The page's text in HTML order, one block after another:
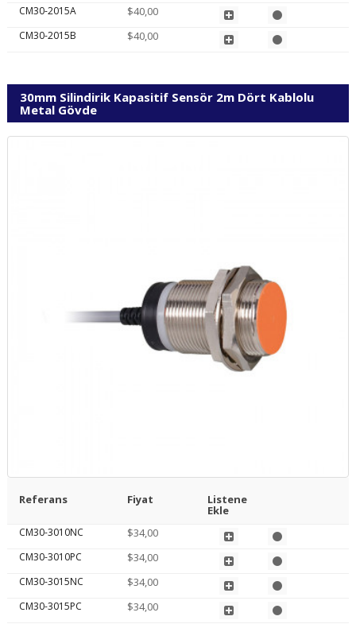
CM30-2015A $40,00
CM30-2015B $40,00
30mm Silindirik Kapasitif Sensör 2m Dört Kablolu
Metal Gövde
Referans Fiyat Listene
Ekle
CM30-3010NC $34,00
CM30-3010PC $34,00
CM30-3015NC $34,00
CM30-3015PC $34,00